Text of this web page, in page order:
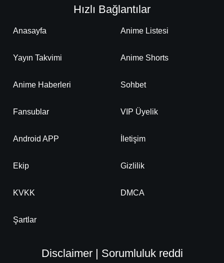
Hızlı Bağlantılar
Anasayfa Anime Listesi
Yayın Takvimi Anime Shorts
Anime Haberleri Sohbet
Fansublar VIP Üyelik
Android APP İletişim
Ekip Gizlilik
KVKK DMCA
Şartlar
Disclaimer | Sorumluluk reddi